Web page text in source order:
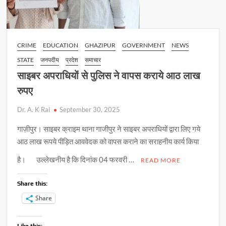
CRIME EDUCATION GHAZIPUR GOVERNMENT
NEWS
STATE
जनपदीय प्रदेश समाचार
साइबर अपराधियों से पुलिस ने वापस कराये आठ लाख
रुपए
Dr. A. K Rai September 30, 2025
गाज़ीपुर। साइबर क्राइम थाना गाजीपुर ने साइबर अपराधियों द्वारा लिए गये
आठ लाख रूपये पीड़ित आववेदक को वापस कराने का सराहनीय कार्य किया
है। उल्लेखनीय है कि दिनांक 04 फरवरी …
READ MORE
Share this:
Share